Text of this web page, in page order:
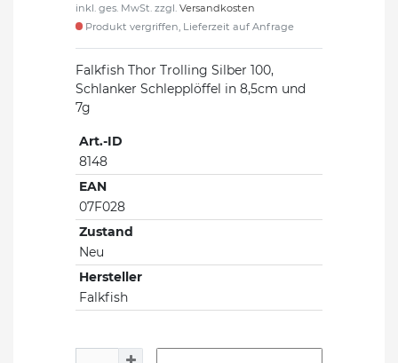
inkl. ges. MwSt. zzgl. Versandkosten
Produkt vergriffen, Lieferzeit auf Anfrage
Falkfish Thor Trolling Silber 100,
Schlanker Schlepplöffel in 8,5cm und
7g
Art.-ID
8148
EAN
07F028
Zustand
Neu
Hersteller
Falkfish